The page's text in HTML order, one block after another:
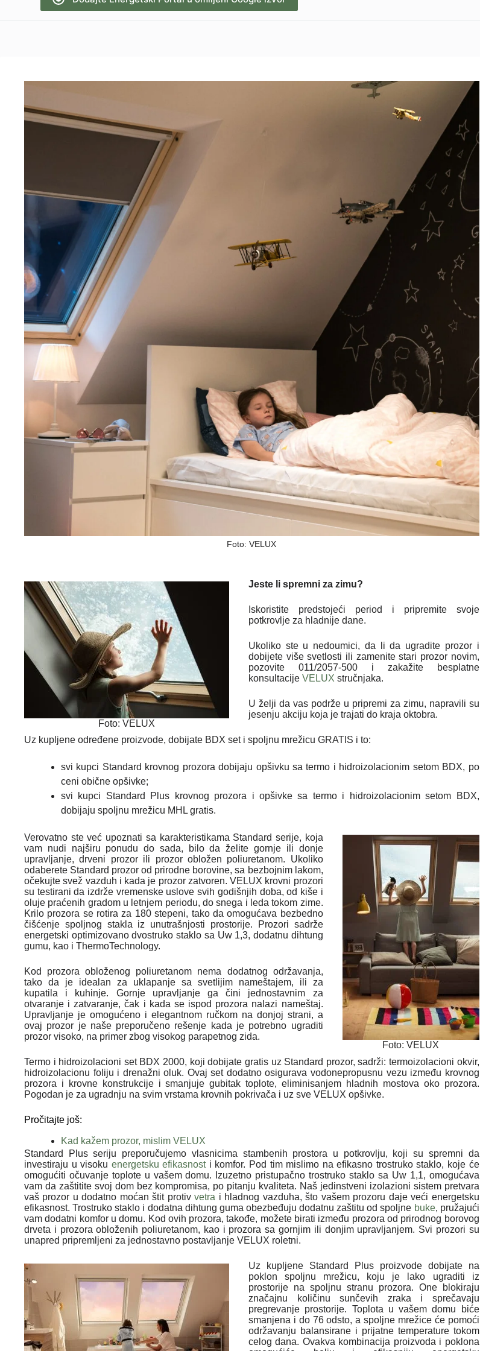
Foto: VELUX
Foto: VELUX
Jeste li spremni za zimu?
Iskoristite predstojeći period i pripremite svoje
potkrovlje za hladnije dane.
Ukoliko ste u nedoumici, da li da ugradite prozor i
dobijete više svetlosti ili zamenite stari prozor novim,
pozovite 011/2057-500 i zakažite besplatne
konsultacije VELUX stručnjaka.
U želji da vas podrže u pripremi za zimu, napravili su
jesenju akciju koja je trajati do kraja oktobra.
Uz kupljene određene proizvode, dobijate BDX set i spoljnu mrežicu GRATIS i to:
svi kupci Standard krovnog prozora dobijaju opšivku sa termo i hidroizolacionim setom BDX, po
ceni obične opšivke;
svi kupci Standard Plus krovnog prozora i opšivke sa termo i hidroizolacionim setom BDX,
dobijaju spoljnu mrežicu MHL gratis.
Foto: VELUX
Verovatno ste već upoznati sa karakteristikama Standard serije, koja
vam nudi najširu ponudu do sada, bilo da želite gornje ili donje
upravljanje, drveni prozor ili prozor obložen poliuretanom. Ukoliko
odaberete Standard prozor od prirodne borovine, sa bezbojnim lakom,
očekujte svež vazduh i kada je prozor zatvoren. VELUX krovni prozori
su testirani da izdrže vremenske uslove svih godišnjih doba, od kiše i
oluje praćenih gradom u letnjem periodu, do snega i leda tokom zime.
Krilo prozora se rotira za 180 stepeni, tako da omogućava bezbedno
čišćenje spoljnog stakla iz unutrašnjosti prostorije. Prozori sadrže
energetski optimizovano dvostruko staklo sa Uw 1,3, dodatnu dihtung
gumu, kao i ThermoTechnology.
Kod prozora obloženog poliuretanom nema dodatnog održavanja,
tako da je idealan za uklapanje sa svetlijim nameštajem, ili za
kupatila i kuhinje. Gornje upravljanje ga čini jednostavnim za
otvaranje i zatvaranje, čak i kada se ispod prozora nalazi nameštaj.
Upravljanje je omogućeno i elegantnom ručkom na donjoj strani, a
ovaj prozor je naše preporučeno rešenje kada je potrebno ugraditi
prozor visoko, na primer zbog visokog parapetnog zida.
Termo i hidroizolacioni set BDX 2000, koji dobijate gratis uz Standard prozor, sadrži: termoizolacioni okvir,
hidroizolacionu foliju i drenažni oluk. Ovaj set dodatno osigurava vodonepropusnu vezu između krovnog
prozora i krovne konstrukcije i smanjuje gubitak toplote, eliminisanjem hladnih mostova oko prozora.
Pogodan je za ugradnju na svim vrstama krovnih pokrivača i uz sve VELUX opšivke.
Pročitajte još:
Kad kažem prozor, mislim VELUX
Standard Plus seriju preporučujemo vlasnicima stambenih prostora u potkrovlju, koji su spremni da
investiraju u visoku energetsku efikasnosti komfor. Pod tim mislimo na efikasno trostruko staklo, koje će
omogućiti očuvanje toplote u vašem domu. Izuzetno pristupačno trostruko staklo sa Uw 1,1, omogućava
vam da zaštitite svoj dom bez kompromisa, po pitanju kvaliteta. Naš jedinstveni izolazioni sistem pretvara
vaš prozor u dodatno moćan štit protivvetra i hladnog vazduha, što vašem prozoru daje veći energetsku
efikasnost. Trostruko staklo i dodatna dihtung guma obezbeđuju dodatnu zaštitu od spoljne buke, pružajući
vam dodatni komfor u domu. Kod ovih prozora, takođe, možete birati između prozora od prirodnog borovog
drveta i prozora obloženih poliuretanom, kao i prozora sa gornjim ili donjim upravljanjem. Svi prozori su
unapred pripremljeni za jednostavno postavljanje VELUX roletni.
Uz kupljene Standard Plus proizvode dobijate na
poklon spoljnu mrežicu, koju je lako ugraditi iz
prostorije na spoljnu stranu prozora. One blokiraju
značajnu količinu sunčevih zraka i sprečavaju
pregrevanje prostorije. Toplota u vašem domu biće
smanjena i do 76 odsto, a spoljne mrežice će pomoći
održavanju balansirane i prijatne temperature tokom
celog dana. Ovakva kombinacija proizvoda i poklona